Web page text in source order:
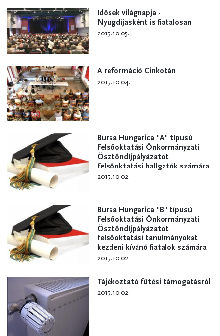
Idősek világnapja -
Nyugdíjasként is fiatalosan
2017.10.05.
A reformáció Cinkotán
2017.10.04.
Bursa Hungarica "A" típusú
Felsőoktatási Önkormányzati
Ösztöndíjpályázatot
felsőoktatási hallgatók számára
2017.10.02.
Bursa Hungarica "B" típusú
Felsőoktatási Önkormányzati
Ösztöndíjpályázatot
felsőoktatási tanulmányokat
kezdeni kívánó fiatalok számára
2017.10.02.
Tájékoztató fűtési támogatásról
2017.10.02.